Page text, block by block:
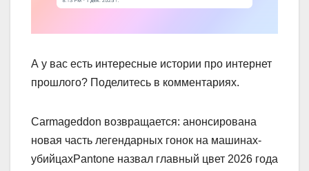
А у вас есть интересные истории про интернет
прошлого? Поделитесь в комментариях.
Carmageddon возвращается: анонсирована
новая часть легендарных гонок на машинах-
убийцахPantone назвал главный цвет 2026 года